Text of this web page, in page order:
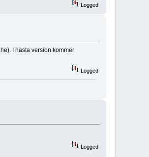
Logged
I nästa version kommer
Logged
Logged